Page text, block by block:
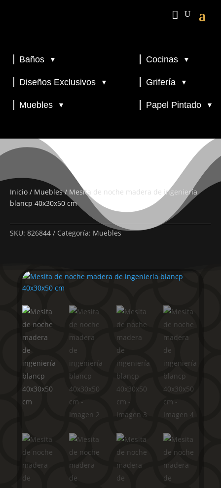
Baños ▼ Cocinas ▼
Diseños Exclusivos ▼ Grifería ▼
Muebles ▼ Papel Pintado ▼
Inicio / Muebles/ Mesita de noche madera de ingeniería
blancp 40x30x50 cm
SKU: 826844 Categoría: Muebles